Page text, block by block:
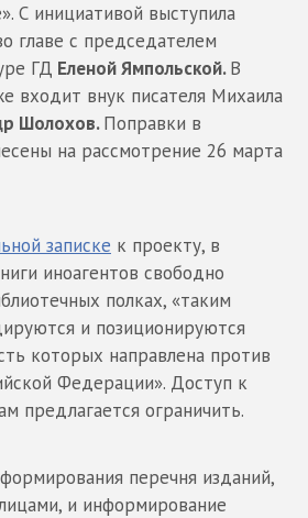
С инициативой выступила
главе с председателем
ГД Еленой Ямпольской.В
входит внук писателя Михаила
Шолохов.Поправки в
на рассмотрение 26 марта
записке к проекту, в
иноагентов свободно
полках, «таким
и позиционируются
которых направлена против
Федерации». Доступ к
предлагается ограничить.
перечня изданий,
и информирование